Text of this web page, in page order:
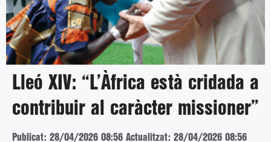
Lleó XIV: “L’Àfrica està cridada a
contribuir al caràcter missioner”
Publicat: 28/04/2026 08:56 Actualitzat: 28/04/2026 08:56